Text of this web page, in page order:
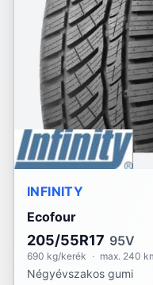
INFINITY
Ecofour
205/55R17 95V
690 kg/kerék · max. 240
Négyévszakos gumi